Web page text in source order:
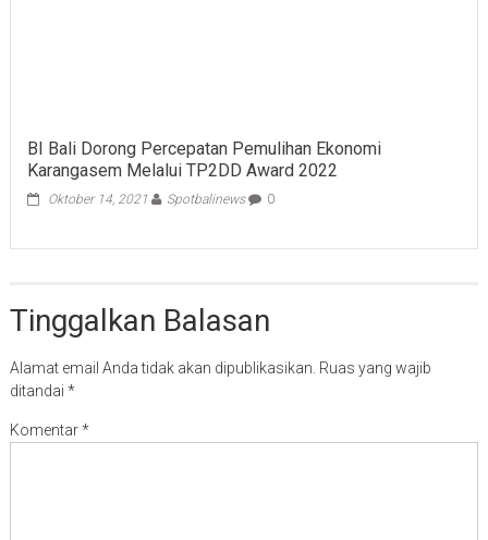
BI Bali Dorong Percepatan Pemulihan Ekonomi
Karangasem Melalui TP2DD Award 2022
Oktober 14, 2021 Spotbalinews 0
Tinggalkan Balasan
Alamat email Anda tidak akan dipublikasikan. Ruas yang wajib
ditandai *
Komentar*